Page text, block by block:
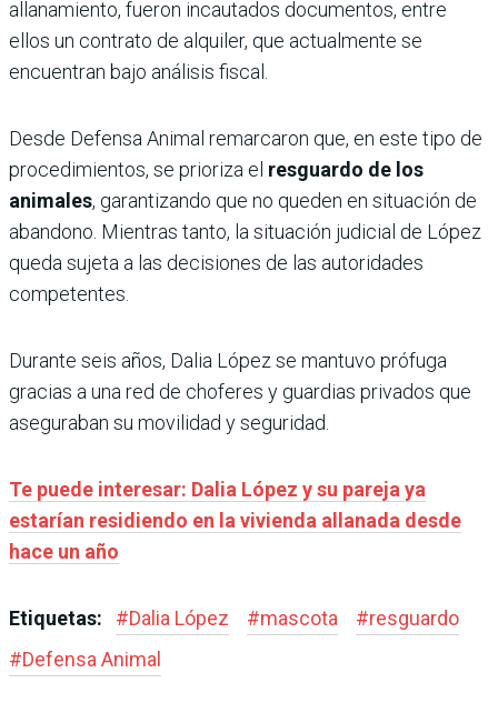
allanamiento, fueron incautados documentos, entre
ellos un contrato de alquiler, que actualmente se
encuentran bajo análisis fiscal.
Desde Defensa Animal remarcaron que, en este tipo de
procedimientos, se prioriza el resguardo de los
animales, garantizando que no queden en situación de
abandono. Mientras tanto, la situación judicial de López
queda sujeta a las decisiones de las autoridades
competentes.
Durante seis años, Dalia López se mantuvo prófuga
gracias a una red de choferes y guardias privados que
aseguraban su movilidad y seguridad.
Te puede interesar: Dalia López y su pareja ya
estarían residiendo en la vivienda allanada desde
hace un año
Etiquetas: #Dalia López #mascota #resguardo
#Defensa Animal